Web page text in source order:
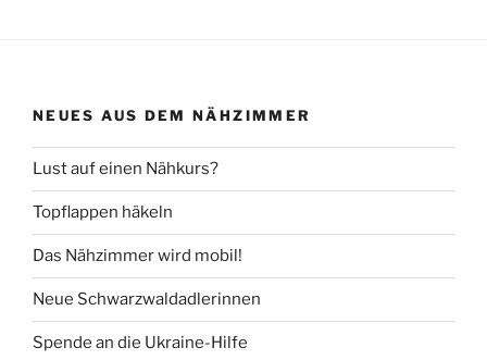
NEUES AUS DEM NÄHZIMMER
Lust auf einen Nähkurs?
Topflappen häkeln
Das Nähzimmer wird mobil!
Neue Schwarzwaldadlerinnen
Spende an die Ukraine-Hilfe